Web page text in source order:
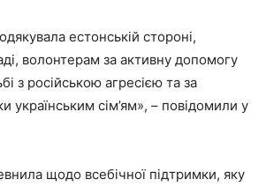
естонській стороні,
волонтерам за активну допомогу
з російською агресією та за
українським сім’ям», – повідомили у
щодо всебічної підтримки, яку